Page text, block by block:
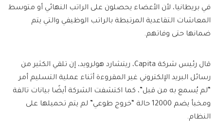
في بريطانيا، لأن الأعضاء يحصلون على الراتب النهائي أو متوسط
​​المعاشات التقاعدية المرتبطة بالراتب الوظيفي والتي يتم
ضمانها حتى وفاتهم.
قال رئيس شركة Capita، ريتشارد هولرويد، إن تلقي الكثير من
رسائل البريد الإلكتروني غير المقروءة أثناء عملية التسليم أمر
“لم يُسمع به من قبل”، كما اكتشفت الشركة أيضًا بيانات تالفة
ومخبأ يضم 12000 حالة “خروج طوعي” لم يتم تحميلها على
النظام.